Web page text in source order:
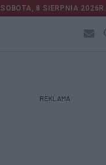
SOBOTA, 8 SIERPNIA 2026R.
REKLAMA